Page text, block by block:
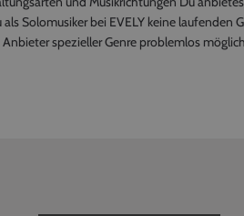
Solomusiker bei EVELY keine
spezieller Genre problemlos